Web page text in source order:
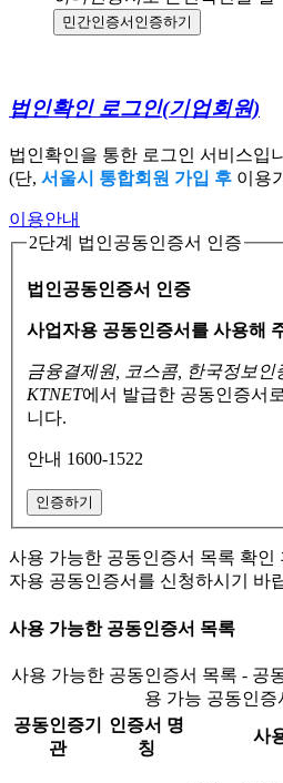
민간인증서 인증하기
법인확인 로그인(기업회원)
법인확인을 통한 로그인 서비스입
(단, 서울시 통합회원 가입 후 이용
이용안내
2단계 법인공동인증서 인증
법인공동인증서 인증
사업자용 공동인증서를 사용해
금융결제원, 코스콤, 한국정보인
KTNET에서 발급한 공동인증서
니다.
안내 1600-1522
인증하기
사용 가능한 공동인증서 목록 확인
자용 공동인증서를 신청하시기 바
사용 가능한 공동인증서 목록
사용 가능한 공동인증서 목록 - 공
용 가능 공동인증
공동인증기
관
인증서 명
칭
사